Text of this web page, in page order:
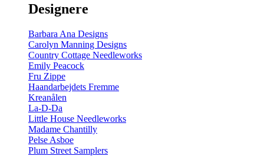
Designere
Barbara Ana Designs
Carolyn Manning Designs
Country Cottage Needleworks
Emily Peacock
Fru Zippe
Haandarbejdets Fremme
Kreanålen
La-D-Da
Little House Needleworks
Madame Chantilly
Pelse Asboe
Plum Street Samplers